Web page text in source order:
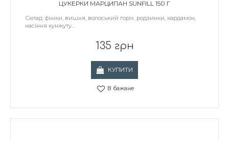
ЦУКЕРКИ МАРЦИПАН SUNFILL 150 Г
Склад: фініки, вишня, волоський горіх, родзинки, кардамон,
насіння кунжуту...
135 грн
КУПИТИ
В бажане